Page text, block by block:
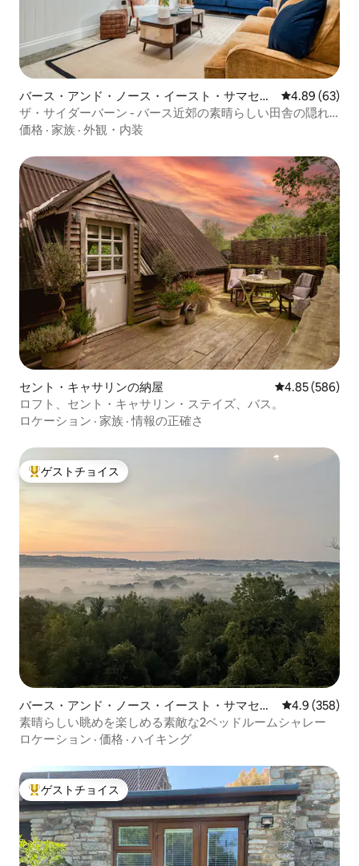
バース・アンド・ノース・イースト・サマセッ
トの納屋
レビュー63
4.89 (63)
ザ・サイダーバーン - バース近郊の素晴らしい田舎の隠れ
家！
価格 · 家族 · 外観・内装
セント・キャサリンの納屋 レビュー586
4.85 (586)
ロフト、セント・キャサリン・ステイズ、バス。
ロケーション · 家族 ·情報の正確さ
大好評のゲストチョイスです。
ゲストチョイス
バース・アンド・ノース・イースト・サマセッ
トの離れ
レビュー358
4.9 (358)
素晴らしい眺めを楽しめる素敵な2ベッドルームシャレー
ロケーション · 価格 · ハイキング
大好評のゲストチョイスです。
ゲストチョイス